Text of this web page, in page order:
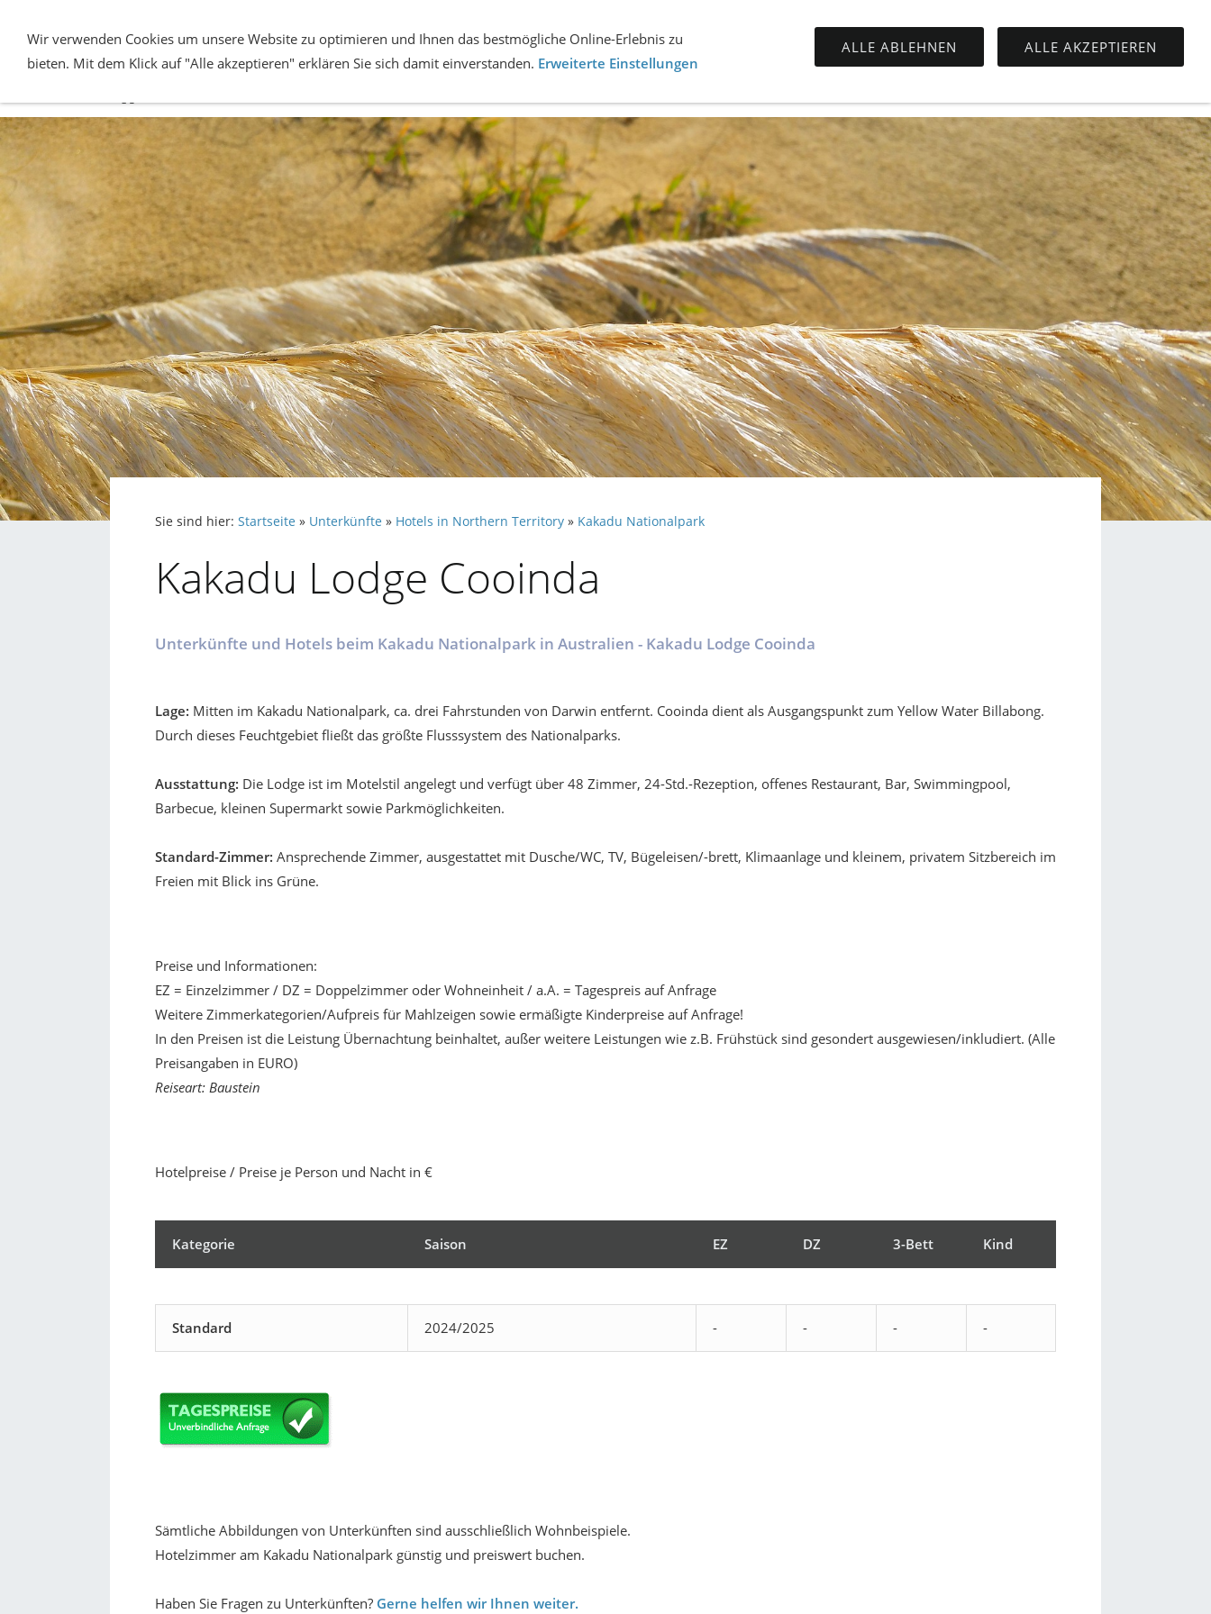
Sie sind hier: Startseite » Unterkünfte » Hotels in Northern Territory » Kakadu Nationalpark
Kakadu Lodge Cooinda
Unterkünfte und Hotels beim Kakadu Nationalpark in Australien - Kakadu Lodge Cooinda
Lage: Mitten im Kakadu Nationalpark, ca. drei Fahrstunden von Darwin entfernt. Cooinda dient als Ausgangspunkt zum Yellow Water Billabong.
Durch dieses Feuchtgebiet fließt das größte Flusssystem des Nationalparks.
Ausstattung: Die Lodge ist im Motelstil angelegt und verfügt über 48 Zimmer, 24-Std.-Rezeption, offenes Restaurant, Bar, Swimmingpool,
Barbecue, kleinen Supermarkt sowie Parkmöglichkeiten.
Standard-Zimmer: Ansprechende Zimmer, ausgestattet mit Dusche/WC, TV, Bügeleisen/-brett, Klimaanlage und kleinem, privatem Sitzbereich im
Freien mit Blick ins Grüne.
Preise und Informationen:
EZ = Einzelzimmer / DZ = Doppelzimmer oder Wohneinheit / a.A. = Tagespreis auf Anfrage
Weitere Zimmerkategorien/Aufpreis für Mahlzeigen sowie ermäßigte Kinderpreise auf Anfrage!
In den Preisen ist die Leistung Übernachtung beinhaltet, außer weitere Leistungen wie z.B. Frühstück sind gesondert ausgewiesen/inkludiert. (Alle
Preisangaben in EURO)
Reiseart: Baustein
Hotelpreise / Preise je Person und Nacht in €
Kategorie Saison EZ DZ 3-Bett Kind
Standard 2024/2025 - - - -
Sämtliche Abbildungen von Unterkünften sind ausschließlich Wohnbeispiele.
Hotelzimmer am Kakadu Nationalpark günstig und preiswert buchen.
Haben Sie Fragen zu Unterkünften? Gerne helfen wir Ihnen weiter.
Wir verwenden Cookies um unsere Website zu optimieren und Ihnen das bestmögliche Online-Erlebnis zu
bieten. Mit dem Klick auf "Alle akzeptieren" erklären Sie sich damit einverstanden. Erweiterte Einstellungen
ALLE AKZEPTIEREN
ALLE ABLEHNEN